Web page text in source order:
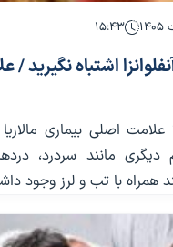
۱۵:۴۳
اشتباه نگیرید /
اصلی بیماری مالاریا
دیگری مانند سردرد،
همراه با تب و لرز وجود